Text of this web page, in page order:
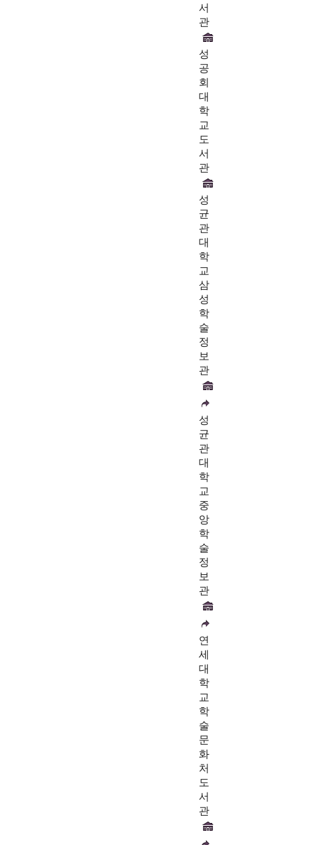
서
관
성
공
회
대
학
교
도
서
관
성
균
관
대
학
교
삼
성
학
술
정
보
관
성
균
관
대
학
교
중
앙
학
술
정
보
관
연
세
대
학
교
학
술
문
화
처
도
서
관